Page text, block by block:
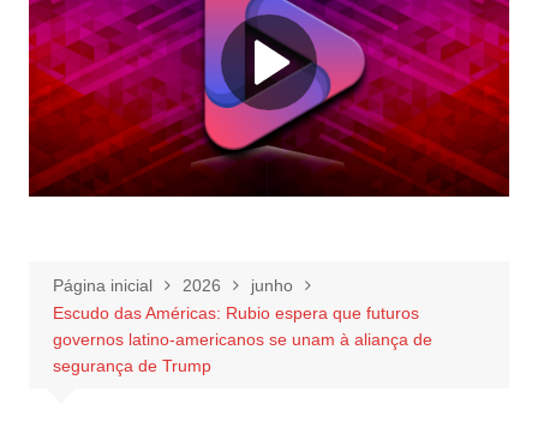
Página inicial 2026
junho
Escudo das Américas: Rubio espera que futuros
governos latino-americanos se unam à aliança de
segurança de Trump